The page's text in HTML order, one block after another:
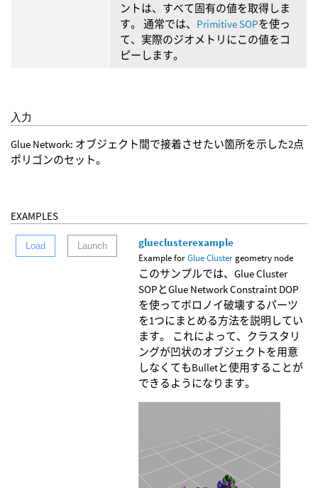
ントは、すべて固有の値を取得しま
す。 通常では、 Primitive SOPを使っ
て、実際のジオメトリにこの値をコ
ピーします。
入力
Glue Network: オブジェクト間で接着させたい箇所を示した2点
ポリゴンのセット。
EXAMPLES
Load Launch glueclusterexample
Example forGlue Clustergeometry node
このサンプルでは、Glue Cluster
SOPとGlue Network Constraint DOP
を使ってボロノイ破壊するパーツ
を1つにまとめる方法を説明してい
ます。 これによって、クラスタリ
ングが凹状のオブジェクトを用意
しなくてもBulletと使用することが
できるようになります。